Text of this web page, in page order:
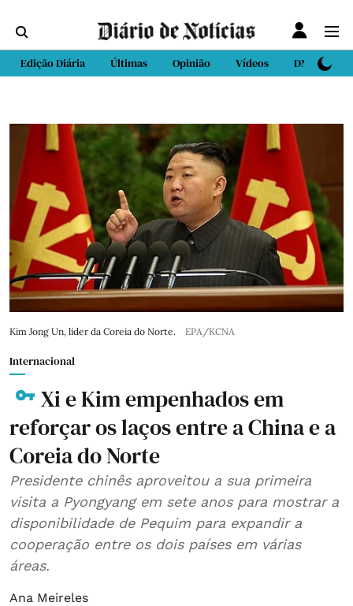
Edição Diária Últimas Opinião Vídeos DN Sport
Kim Jong Un, líder da Coreia do Norte. EPA/KCNA
Internacional
Xi e Kim empenhados em
reforçar os laços entre a China e a
Coreia do Norte
Presidente chinês aproveitou a sua primeira
visita a Pyongyang em sete anos para mostrar a
disponibilidade de Pequim para expandir a
cooperação entre os dois países em várias
áreas.
Ana Meireles